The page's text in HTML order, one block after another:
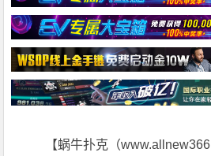
【蜗牛扑克（